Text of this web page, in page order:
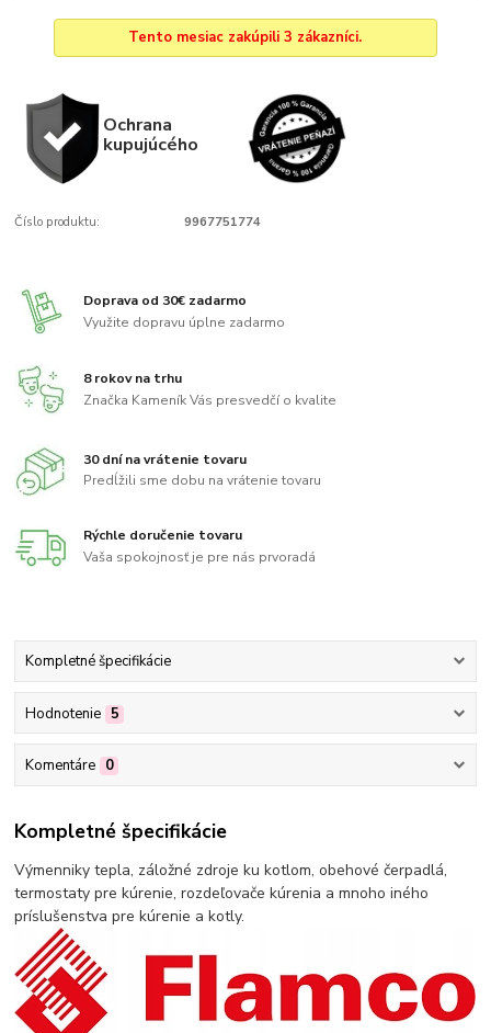
Tento mesiac zakúpili 3 zákazníci.
Ochrana
kupujúcého
Číslo produktu: 9967751774
Doprava od 30€ zadarmo
Využite dopravu úplne zadarmo
8 rokov na trhu
Značka Kameník Vás presvedčí o kvalite
30 dní na vrátenie tovaru
Predĺžili sme dobu na vrátenie tovaru
Rýchle doručenie tovaru
Vaša spokojnosť je pre nás prvoradá
Kompletné špecifikácie
Hodnotenie 5
Komentáre 0
Kompletné špecifikácie
Výmenniky tepla, záložné zdroje ku kotlom, obehové čerpadlá,
termostaty pre kúrenie, rozdeľovače kúrenia a mnoho iného
príslušenstva pre kúrenie a kotly.